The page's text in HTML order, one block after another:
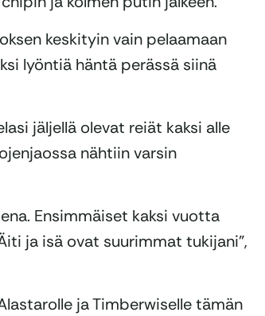
keskityin vain pelaamaan
lyöntiä häntä perässä siinä
jäljellä olevat reiät kaksi alle
nähtiin varsin
Ensimmäiset kaksi vuotta
ja isä ovat suurimmat tukijani”,
ja Timberwiselle tämän